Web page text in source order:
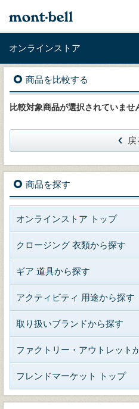
オンラインストア
商品を比較する
比較対象商品が選択されていませ
戻
商品を探す
オンラインストア トップ
クロージング 衣類から探す
ギア 道具から探す
アクティビティ 用途から探す
取り扱いブランドから探す
ファクトリー・アウトレット
フレンドマーケット トップ